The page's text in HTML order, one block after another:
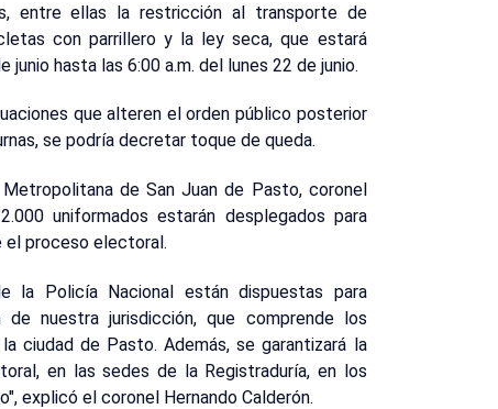
entre ellas la restricción al transporte de
con parrillero y la ley seca, que estará
hasta las 6:00 a.m. del lunes 22 de junio.
que alteren el orden público posterior
se podría decretar toque de queda.
de San Juan de Pasto, coronel
uniformados estarán desplegados para
el proceso electoral.
la Policía Nacional están dispuestas para
nuestra jurisdicción, que comprende los
ciudad de Pasto. Además, se garantizará la
en las sedes de la Registraduría, en los
explicó el coronel Hernando Calderón.